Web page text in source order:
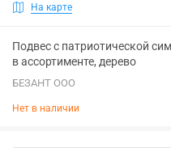
На карте
Подвес с патриотической
в ассортименте, дерево
БЕЗАНТ ООО
Нет в наличии